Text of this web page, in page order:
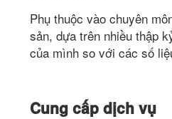
Phụ thuộc vào chuyên
sản, dựa trên nhiều thập
của mình so với các số
Cung cấp dịch vụ